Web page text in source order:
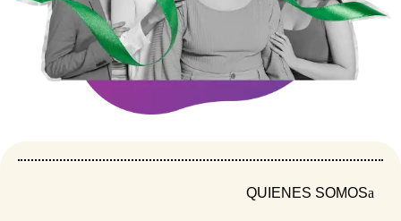
QUIENES SOMOS
de la ruta de atención de las violenciascontra
las mujeres, como un recordatorio de su papel
en el cuidado de todas las santandereanas,
desde el Gobernador hasta inspectores de
policía recibirán esta pieza de memoria, para
que las mujeres sigamos vivas”, aseguró Nayibe
Fuentes, coordinadora de la iniciativa.